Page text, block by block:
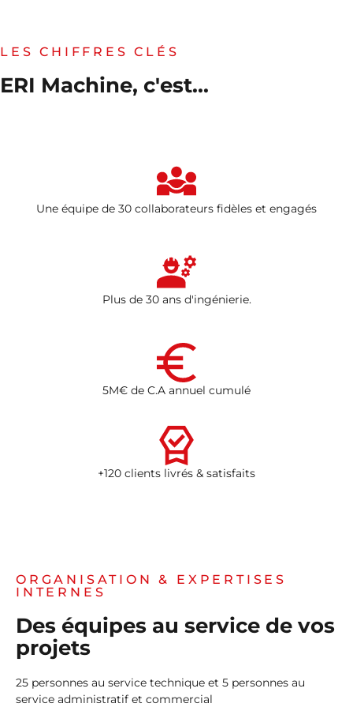
LES CHIFFRES CLÉS
ERI Machine, c'est...
Une équipe de 30 collaborateurs fidèles et engagés
Plus de 30 ans d'ingénierie.
5M€ de C.A annuel cumulé
+120 clients livrés & satisfaits
ORGANISATION & EXPERTISES
INTERNES
Des équipes au service de vos
projets
25 personnes au service technique et 5 personnes au
service administratif et commercial